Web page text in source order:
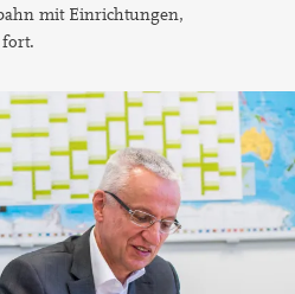
mit Einrichtungen,